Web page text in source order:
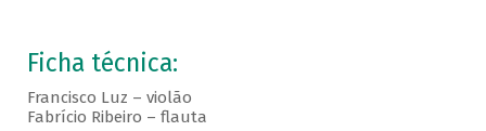
Ficha técnica:
Francisco Luz – violão
Fabrício Ribeiro – flauta